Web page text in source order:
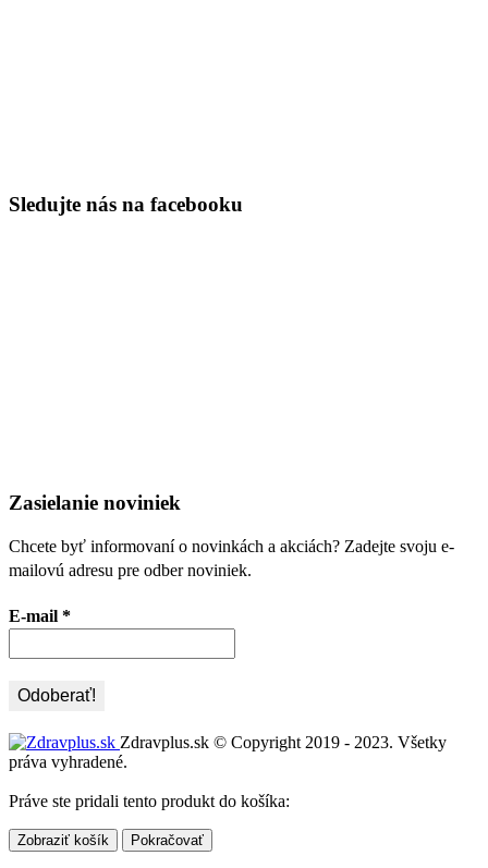
Sledujte nás na facebooku
Zasielanie noviniek
Chcete byť informovaní o novinkách a akciách? Zadejte svoju e-
mailovú adresu pre odber noviniek.
E-mail *
Zdravplus.sk © Copyright 2019 - 2023. Všetky
práva vyhradené.
Práve ste pridali tento produkt do košíka:
Zobraziť košík Pokračovať